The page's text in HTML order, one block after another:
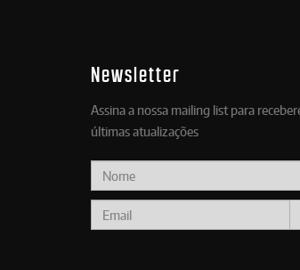
Newsletter
Assina a nossa mailing list para
últimas atualizações